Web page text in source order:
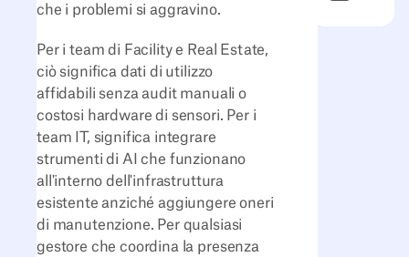
che i problemi si aggravino.
Per i team di Facility e Real Estate,
ciò significa dati di utilizzo
affidabili senza audit manuali o
costosi hardware di sensori. Per i
team IT, significa integrare
strumenti di AI che funzionano
all'interno dell'infrastruttura
esistente anziché aggiungere oneri
di manutenzione. Per qualsiasi
gestore che coordina la presenza